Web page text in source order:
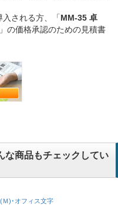
される方、「MM-35 卓
の価格承認のための見積書
な商品もチェックしてい
Ｍ)･オフィス文字